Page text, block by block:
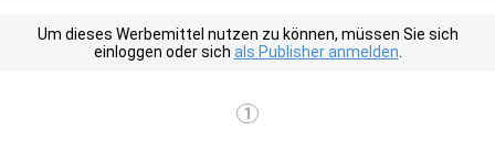
Um dieses Werbemittel nutzen zu können, müssen Sie sich
einloggen oder sich als Publisher anmelden
1